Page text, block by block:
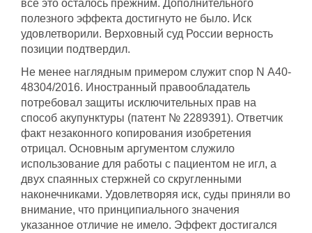
все это осталось прежним. Дополнительного
полезного эффекта достигнуто не было. Иск
удовлетворили. Верховный суд России верность
позиции подтвердил.
Не менее наглядным примером служит спор N А40-
48304/2016. Иностранный правообладатель
потребовал защиты исключительных прав на
способ акупунктуры (патент № 2289391). Ответчик
факт незаконного копирования изобретения
отрицал. Основным аргументом служило
использование для работы с пациентом не игл, а
двух спаянных стержней со скругленными
наконечниками. Удовлетворяя иск, суды приняли во
внимание, что принципиального значения
указанное отличие не имело. Эффект достигался